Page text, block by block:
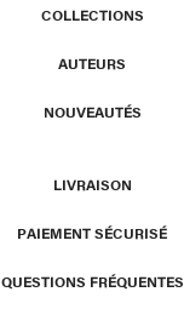
COLLECTIONS
AUTEURS
NOUVEAUTÉS
LIVRAISON
PAIEMENT SÉCURISÉ
QUESTIONS FRÉQUENTES